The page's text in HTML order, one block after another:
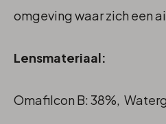
omgeving waar zich een
Lensmateriaal:
Omafilcon B: 38%,